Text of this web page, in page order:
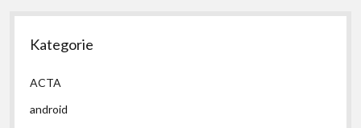
Kategorie
ACTA
android